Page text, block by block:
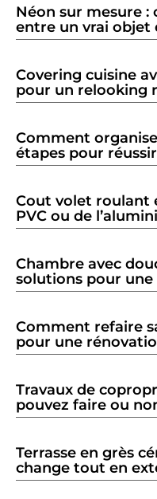
Néon sur mesure
entre un vrai objet
Covering cuisine
pour un relooking
Comment
étapes pour
Cout volet roulant
PVC ou de
Chambre avec
solutions pour
Comment refaire
pour une
Travaux de
pouvez faire ou
Terrasse en grès
change tout en